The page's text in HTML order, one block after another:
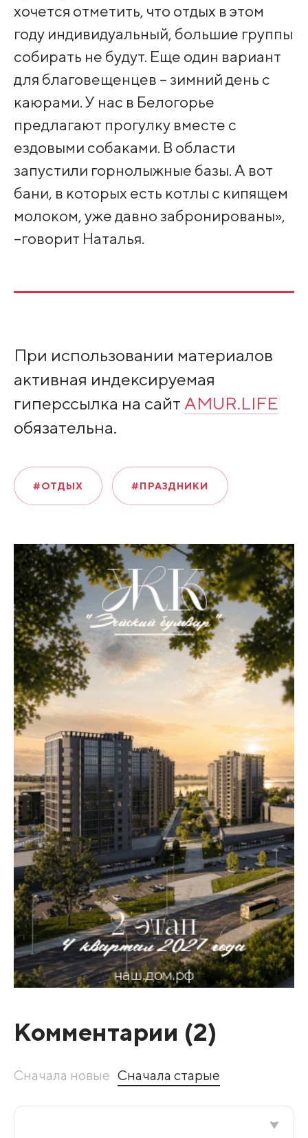
хочется отметить, что отдых в этом
году индивидуальный, большие группы
собирать не будут. Еще один вариант
для благовещенцев – зимний день с
каюрами. У нас в Белогорье
предлагают прогулку вместе с
ездовыми собаками. В области
запустили горнолыжные базы. А вот
бани, в которых есть котлы с кипящем
молоком, уже давно забронированы»,
–говорит Наталья.
При использовании материалов
активная индексируемая
гиперссылка на сайт AMUR.LIFE
обязательна.
#ОТДЫХ #ПРАЗДНИКИ
Комментарии (2)
Сначала новые Сначала старые